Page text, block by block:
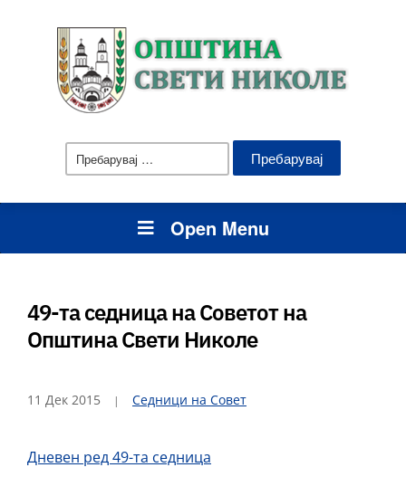
Пребарувај
за:
Open Menu
49-та седница на Советот на
Општина Свети Николе
11 Дек 2015 Седници на Совет
Дневен ред 49-та седница